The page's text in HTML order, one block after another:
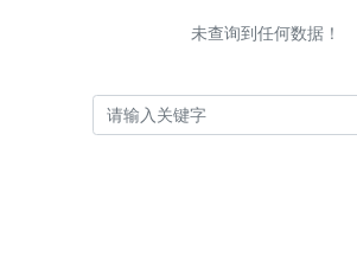
未查询到任何数据！